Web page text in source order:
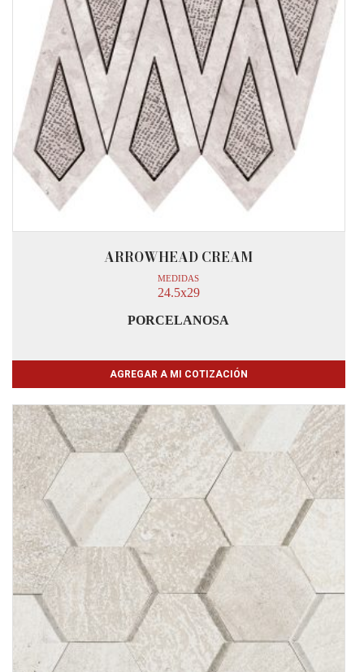
ARROWHEAD CREAM
MEDIDAS
24.5x29
PORCELANOSA
AGREGAR A MI COTIZACIÓN